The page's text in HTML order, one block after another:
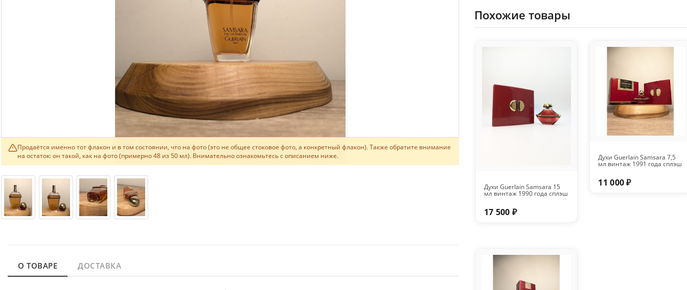
Продаётся именно тот флакон и в том состоянии, что на фото (это не общее стоковое фото, а конкретный флакон). Также обратите внимание
на остаток: он такой, как на фото (примерно 48 из 50 мл). Внимательно ознакомьтесь с описанием ниже.
О ТОВАРЕ ДОСТАВКА
Похожие товары
Духи Guerlain Samsara 15
мл винтаж 1990 года сплэш
17 500 ₽
Духи Guerlain Samsara 7,5
мл винтаж 1991 года сплэш
11 000 ₽